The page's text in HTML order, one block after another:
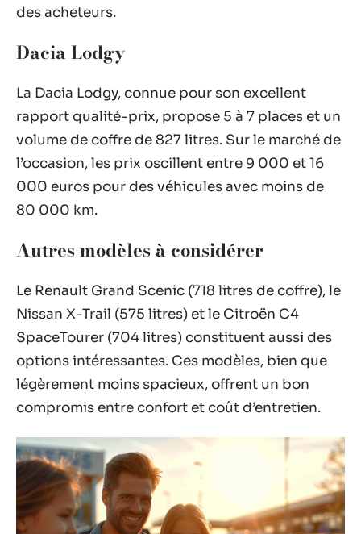
des acheteurs.
Dacia Lodgy
La Dacia Lodgy, connue pour son excellent
rapport qualité-prix, propose 5 à 7 places et un
volume de coffre de 827 litres. Sur le marché de
l’occasion, les prix oscillent entre 9 000 et 16
000 euros pour des véhicules avec moins de
80 000 km.
Autres modèles à considérer
Le Renault Grand Scenic (718 litres de coffre), le
Nissan X-Trail (575 litres) et le Citroën C4
SpaceTourer (704 litres) constituent aussi des
options intéressantes. Ces modèles, bien que
légèrement moins spacieux, offrent un bon
compromis entre confort et coût d’entretien.